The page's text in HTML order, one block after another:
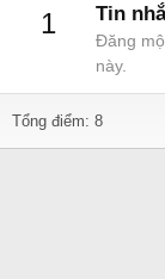
1 Tin
Đăng
này.
Tổng điểm: 8